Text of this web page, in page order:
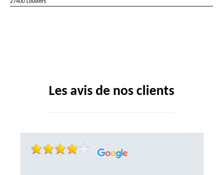
27400 Louviers
Les avis de nos clients